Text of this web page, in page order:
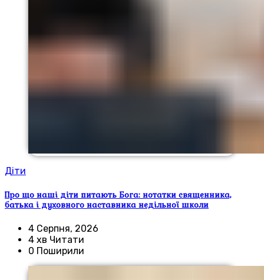
Діти
Про що наші діти питають Бога: нотатки священника,
батька і духовного наставника недільної школи
4 Серпня, 2026
4 хв Читати
0 Поширили